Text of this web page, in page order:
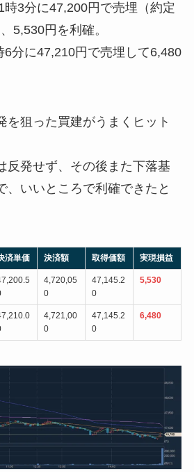
時3分に47,200円で売埋（約定
5,530円を利確。
6分に47,210円で売埋して6,480
を狙った買建がうまくヒット
反発せず、その後また下落基
、いいところで利確できたと
済単価 決済額 取得価額 実現損益
4,720,05
0
47,145.2
0
5,530
4,721,00
0
47,145.2
0
6,480